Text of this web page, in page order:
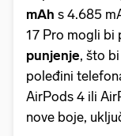
mAh s 4.685
17 Pro mogli bi
punjenje, što
poleđini
AirPods 4 ili
nove boje,